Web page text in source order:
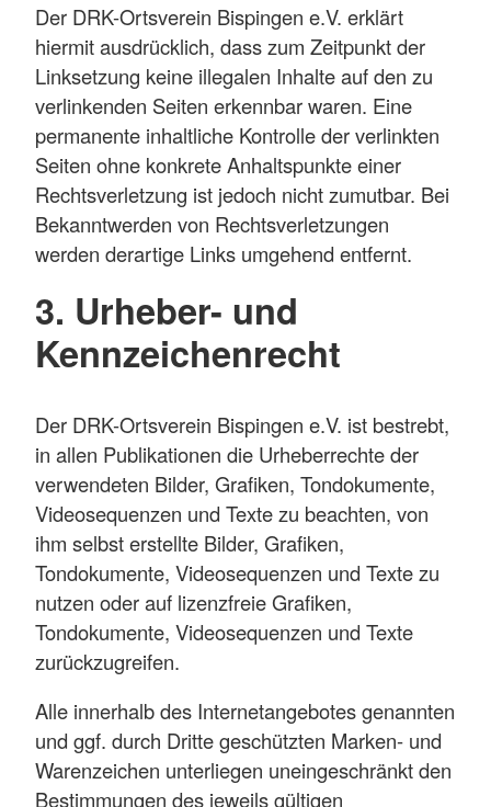
Der DRK-Ortsverein Bispingen e.V. erklärt
hiermit ausdrücklich, dass zum Zeitpunkt der
Linksetzung keine illegalen Inhalte auf den zu
verlinkenden Seiten erkennbar waren. Eine
permanente inhaltliche Kontrolle der verlinkten
Seiten ohne konkrete Anhaltspunkte einer
Rechtsverletzung ist jedoch nicht zumutbar. Bei
Bekanntwerden von Rechtsverletzungen
werden derartige Links umgehend entfernt.
3. Urheber- und
Kennzeichenrecht
Der DRK-Ortsverein Bispingen e.V. ist bestrebt,
in allen Publikationen die Urheberrechte der
verwendeten Bilder, Grafiken, Tondokumente,
Videosequenzen und Texte zu beachten, von
ihm selbst erstellte Bilder, Grafiken,
Tondokumente, Videosequenzen und Texte zu
nutzen oder auf lizenzfreie Grafiken,
Tondokumente, Videosequenzen und Texte
zurückzugreifen.
Alle innerhalb des Internetangebotes genannten
und ggf. durch Dritte geschützten Marken- und
Warenzeichen unterliegen uneingeschränkt den
Bestimmungen des jeweils gültigen